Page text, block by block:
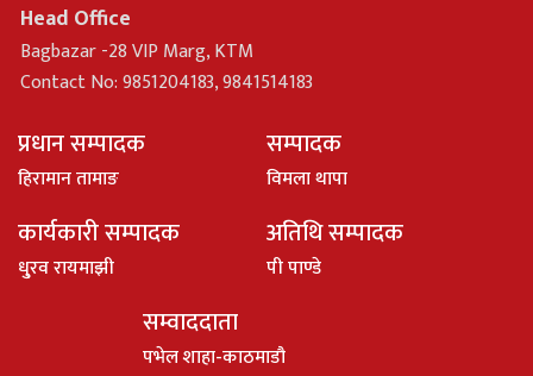
Head Office
Bagbazar -28 VIP Marg, KTM
Contact No: 9851204183, 9841514183
प्रधान सम्पादक
हिरामान तामाङ
सम्पादक
विमला थापा
कार्यकारी सम्पादक
धु्रव रायमाझी
अतिथि सम्पादक
पी पाण्डे
सम्वाददाता
पभेल शाहा-काठमाडौ